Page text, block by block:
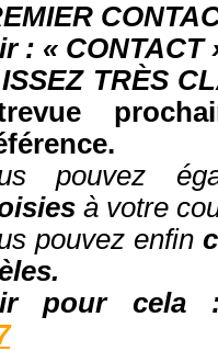
: «
TRÈS
pouvez
à votre
pouvez enfin
pour cela